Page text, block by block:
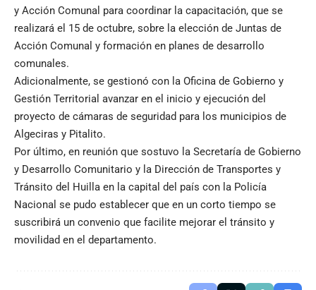
y Acción Comunal para coordinar la capacitación, que se
realizará el 15 de octubre, sobre la elección de Juntas de
Acción Comunal y formación en planes de desarrollo
comunales.
Adicionalmente, se gestionó con la Oficina de Gobierno y
Gestión Territorial avanzar en el inicio y ejecución del
proyecto de cámaras de seguridad para los municipios de
Algeciras y Pitalito.
Por último, en reunión que sostuvo la Secretaría de Gobierno
y Desarrollo Comunitario y la Dirección de Transportes y
Tránsito del Huilla en la capital del país con la Policía
Nacional se pudo establecer que en un corto tiempo se
suscribirá un convenio que facilite mejorar el tránsito y
movilidad en el departamento.